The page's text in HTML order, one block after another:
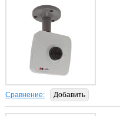
Сравнение: Добавить